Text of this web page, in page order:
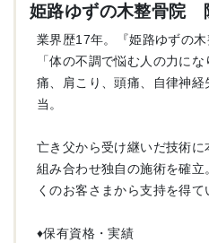
姫路ゆずの木整骨院
業界歴17年。『姫路ゆずの木
「体の不調で悩む人の力に
痛、肩こり、頭痛、自律神
当。
亡き父から受け継いだ技術
組み合わせ独自の施術を確
くのお客さまから支持を得て
♦︎保有資格・実績